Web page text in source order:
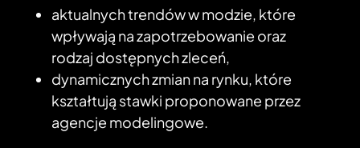
aktualnych trendów w modzie, które
wpływają na zapotrzebowanie oraz
rodzaj dostępnych zleceń,
dynamicznych zmian na rynku, które
kształtują stawki proponowane przez
agencje modelingowe.